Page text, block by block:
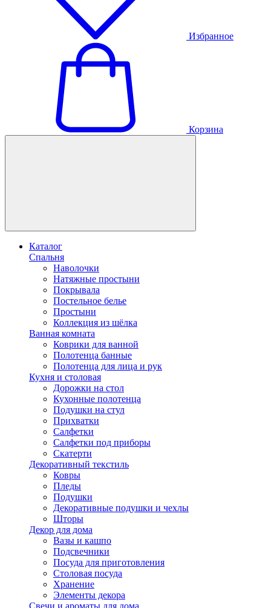
Избранное
Корзина
Каталог
Спальня
Наволочки
Натяжные простыни
Покрывала
Постельное белье
Простыни
Коллекция из шёлка
Ванная комната
Коврики для ванной
Полотенца банные
Полотенца для лица и рук
Кухня и столовая
Дорожки на стол
Кухонные полотенца
Подушки на стул
Прихватки
Салфетки
Салфетки под приборы
Скатерти
Декоративный текстиль
Ковры
Пледы
Подушки
Декоративные подушки и чехлы
Шторы
Декор для дома
Вазы и кашпо
Подсвечники
Посуда для приготовления
Столовая посуда
Хранение
Элементы декора
Свечи и ароматы для дома